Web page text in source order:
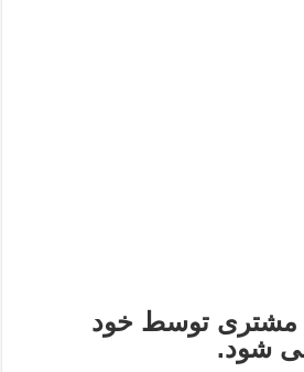
توسط خود
شود.